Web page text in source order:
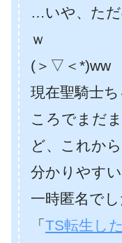
…いや、ただ
ｗ
(＞▽＜*)ww
現在聖騎士
ころでまだ
ど、これか
分かりやすい
一時匿名で
「 TS転生し